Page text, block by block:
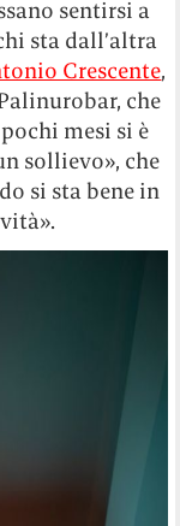
sentirsi a
sta dall’altra
Crescente,
che
mesi si è
sollievo», che
si sta bene in